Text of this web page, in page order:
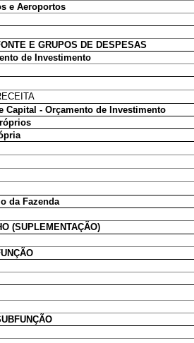
e Aeroportos
E GRUPOS DE DESPESAS
de Investimento
Capital - Orçamento de Investimento
da Fazenda
(SUPLEMENTAÇÃO)